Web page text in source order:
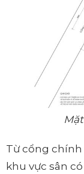
Từ cổng chính
khu vực sân